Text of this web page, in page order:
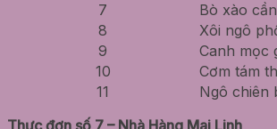
7
Bò xào
8
Xôi ngô
9
Canh mọc
10
Cơm tám
11
Ngô chiên